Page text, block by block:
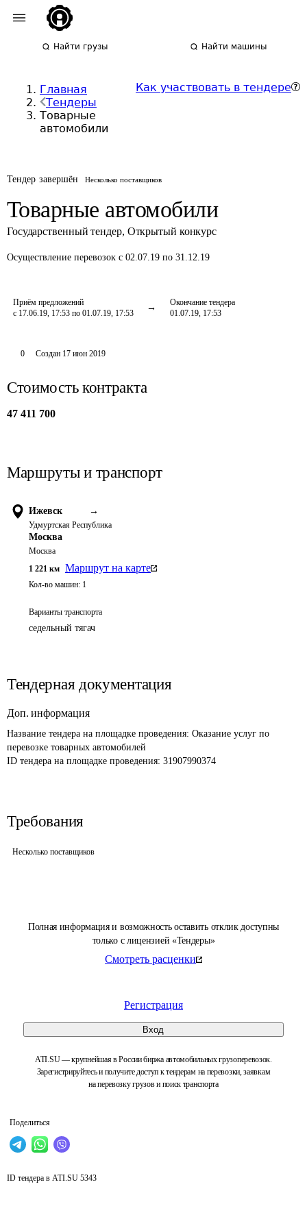
Найти грузы Найти машины
Главная
Тендеры
Товарные
автомобили
Как участвовать в тендере
Тендер завершён Несколько поставщиков
Товарные автомобили
Государственный тендер, Открытый конкурс
Осуществление перевозок с 02.07.19 по 31.12.19
Приём предложений
с 17.06.19, 17:53 по 01.07.19, 17:53
Окончание тендера
01.07.19, 17:53
Полная информация и возможность оставить отклик доступны
только с лицензией «Тендеры»
Смотреть расценки
Регистрация
Вход
ATI.SU — крупнейшая в России биржа автомобильных грузоперевозок.
Зарегистрируйтесь и получите доступ к тендерам на перевозки, заявкам
на перевозку грузов и поиск транспорта
Поделиться
0 Создан 17 июн 2019
Стоимость контракта
47 411 700
Маршруты и транспорт
Ижевск →
Удмуртская Республика
Москва
Москва
1 221 км Маршрут на карте
Кол-во машин: 1
Варианты транспорта
седельный тягач
Тендерная документация
Доп. информация
Название тендера на площадке проведения: Оказание услуг по
перевозке товарных автомобилей
ID тендера на площадке проведения: 31907990374
Требования
Несколько поставщиков
ID тендера в ATI.SU 5343